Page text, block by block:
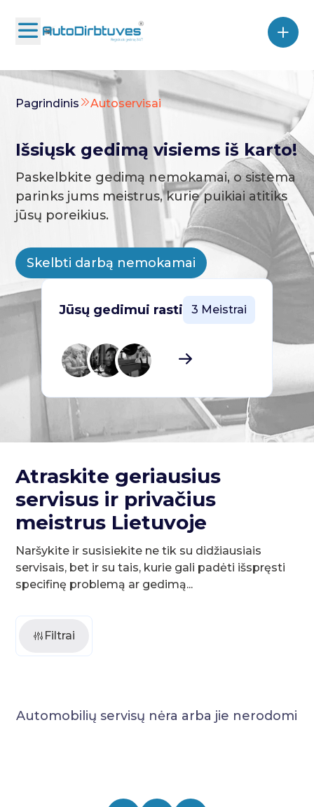
Pagrindinis Autoservisai
Išsiųsk gedimą visiems iš karto!
Paskelbkite gedimą nemokamai, o sistema
parinks jums meistrus, kurie puikiai atitiks
jūsų poreikius.
Skelbti darbą nemokamai
Jūsų gedimui rasti 3 Meistrai
Atraskite geriausius
servisus ir privačius
meistrus Lietuvoje
Naršykite ir susisiekite ne tik su didžiausiais
servisais, bet ir su tais, kurie gali padėti išspręsti
specifinę problemą ar gedimą...
Filtrai
Automobilių servisų nėra arba jie nerodomi